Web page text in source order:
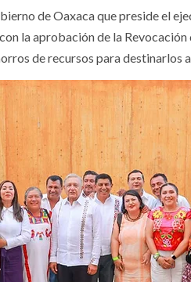
de Oaxaca que preside el
la aprobación de la
de recursos para destinarlos